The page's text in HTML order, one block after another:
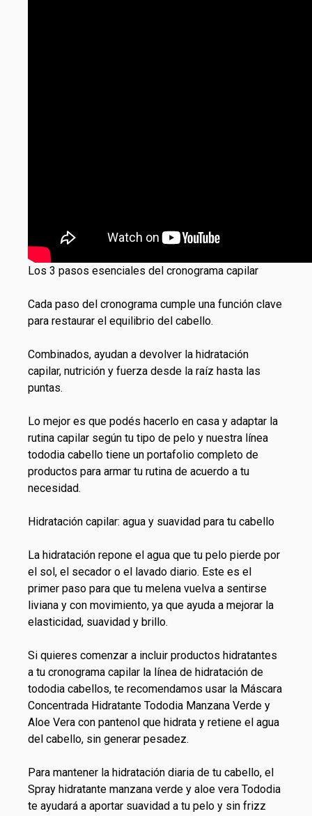
Los 3 pasos esenciales del cronograma capilar
Cada paso del cronograma cumple una función clave
para restaurar el equilibrio del cabello.
Combinados, ayudan a devolver la hidratación
capilar, nutrición y fuerza desde la raíz hasta las
puntas.
Lo mejor es que podés hacerlo en casa y adaptar la
rutina capilar según tu tipo de pelo y nuestra línea
tododia cabello tiene un portafolio completo de
productos para armar tu rutina de acuerdo a tu
necesidad.
Hidratación capilar: agua y suavidad para tu cabello
La hidratación repone el agua que tu pelo pierde por
el sol, el secador o el lavado diario. Este es el
primer paso para que tu melena vuelva a sentirse
liviana y con movimiento, ya que ayuda a mejorar la
elasticidad, suavidad y brillo.
Si quieres comenzar a incluir productos hidratantes
a tu cronograma capilar la línea de hidratación de
tododia cabellos, te recomendamos usar la Máscara
Concentrada Hidratante Tododia Manzana Verde y
Aloe Vera con pantenol que hidrata y retiene el agua
del cabello, sin generar pesadez.
Para mantener la hidratación diaria de tu cabello, el
Spray hidratante manzana verde y aloe vera Tododia
te ayudará a aportar suavidad a tu pelo y sin frizz